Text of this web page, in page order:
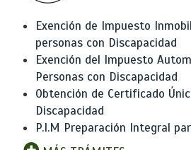
Exención de Impuesto
personas con Discapacidad
Exención del Impuesto
Personas con Discapacidad
Obtención de Certificado
Discapacidad
P.I.M Preparación Integral